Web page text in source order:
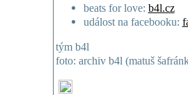
beats for love: b4l.cz
událost na facebooku:
tým b4l
foto: archiv b4l (matuš